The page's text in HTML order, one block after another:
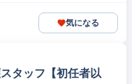
気になる
タッフ【初任者以